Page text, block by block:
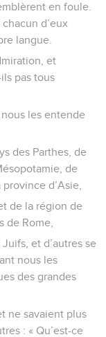
en foule.
d’eux
langue.
et
pas tous
les entende
des Parthes, de
de
d’Asie,
de la région de
de Rome,
et d’autres se
nous les
des grandes
ne savaient plus
: « Qu’est-ce